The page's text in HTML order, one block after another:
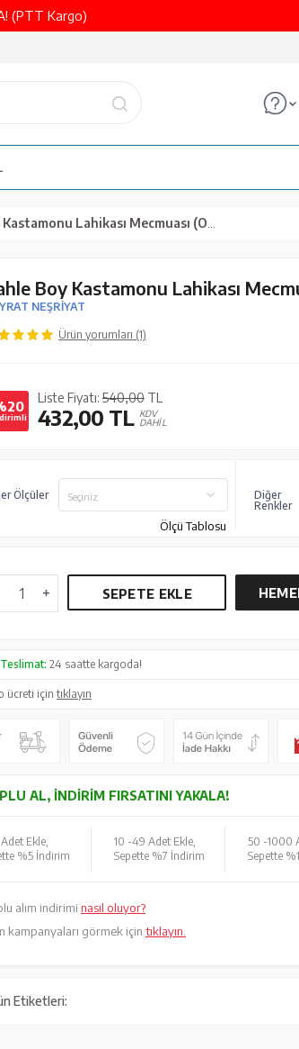
(PTT Kargo)
Lahikası Mecmuası (Osmanlıca)
Boy Kastamonu Lahikası
NEŞRİYAT
Ürün yorumları (1)
Liste Fiyatı: 540,00 TL
432,00 TL KDV
DAHİL
Ölçüler Seçiniz
Ölçü Tablosu
Diğer
Renkler
SEPETE EKLE
Teslimat: 24 saatte kargoda!
ücreti içintıklayın
AL, İNDIRIM FIRSATINI YAKALA!
Ekle,
%5 İndirim
10 -49 Adet Ekle,
Sepette %7 İndirim
50 -1000
Sepette
alım indirimi nasıl oluyor?
kampanyaları görmek için tıklayın.
Etiketleri: